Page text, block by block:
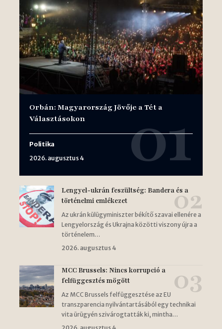
Orbán: Magyarország Jövője a Tét a
Választásokon
Politika
2026. augusztus 4
Lengyel-ukrán feszültség: Bandera és a
történelmi emlékezet
Az ukrán külügyminiszter békítő szavai ellenére a
Lengyelország és Ukrajna közötti viszony újra a
történelem…
2026. augusztus 4
MCC Brussels: Nincs korrupció a
felfüggesztés mögött
Az MCC Brussels felfüggesztése az EU
transzparencia nyilvántartásából egy technikai
vita ürügyén szivárogtatták ki, mintha…